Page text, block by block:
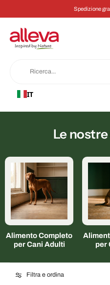
Spedizione
IT
Le
Alimento Completo
per Cani Adulti
per
Filtra e ordina